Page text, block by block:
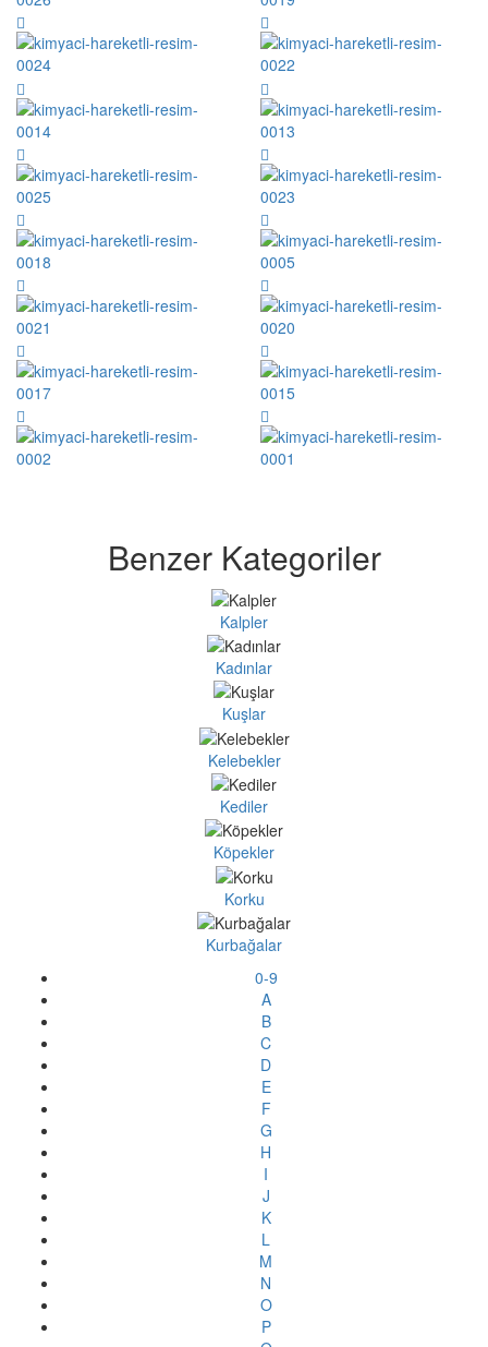
Benzer Kategoriler
Kalpler
Kadınlar
Kuşlar
Kelebekler
Kediler
Köpekler
Korku
Kurbağalar
0-9
A
B
C
D
E
F
G
H
I
J
K
L
M
N
O
P